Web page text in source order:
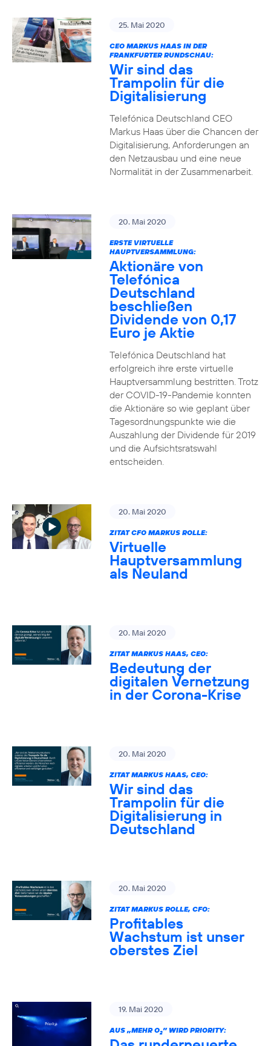
25. Mai 2020
CEO MARKUS HAAS IN DER
FRANKFURTER RUNDSCHAU:
Wir sind das
Trampolin für die
Digitalisierung
Telefónica Deutschland CEO
Markus Haas über die Chancen der
Digitalisierung, Anforderungen an
den Netzausbau und eine neue
Normalität in der Zusammenarbeit.
20. Mai 2020
ERSTE VIRTUELLE
HAUPTVERSAMMLUNG:
Aktionäre von
Telefónica
Deutschland
beschließen
Dividende von 0,17
Euro je Aktie
Telefónica Deutschland hat
erfolgreich ihre erste virtuelle
Hauptversammlung bestritten. Trotz
der COVID-19-Pandemie konnten
die Aktionäre so wie geplant über
Tagesordnungspunkte wie die
Auszahlung der Dividende für 2019
und die Aufsichtsratswahl
entscheiden.
20. Mai 2020
ZITAT CFO MARKUS ROLLE:
Virtuelle
Hauptversammlung
als Neuland
20. Mai 2020
ZITAT MARKUS HAAS, CEO:
Bedeutung der
digitalen Vernetzung
in der Corona-Krise
20. Mai 2020
ZITAT MARKUS HAAS, CEO:
Wir sind das
Trampolin für die
Digitalisierung in
Deutschland
20. Mai 2020
ZITAT MARKUS ROLLE, CFO:
Profitables
Wachstum ist unser
oberstes Ziel
19. Mai 2020
AUS „MEHR O2” WIRD PRIORITY: